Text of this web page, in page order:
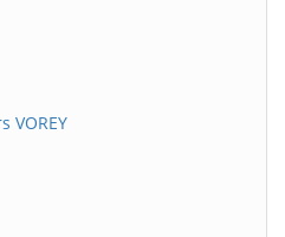
VOREY